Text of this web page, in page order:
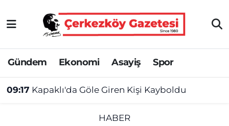
Gündem Ekonomi Asayiş Spor
09:17 Kapaklı'da Göle Giren Kişi Kayboldu
HABER
Asayiş
Ekonomi
Gündem
Tekirdağ Nöbetçi Eczaneler
Tekirdağ Hava Durumu
Tekirdağ Namaz Vakitleri
Tekirdağ Trafik Yoğunluk Haritası